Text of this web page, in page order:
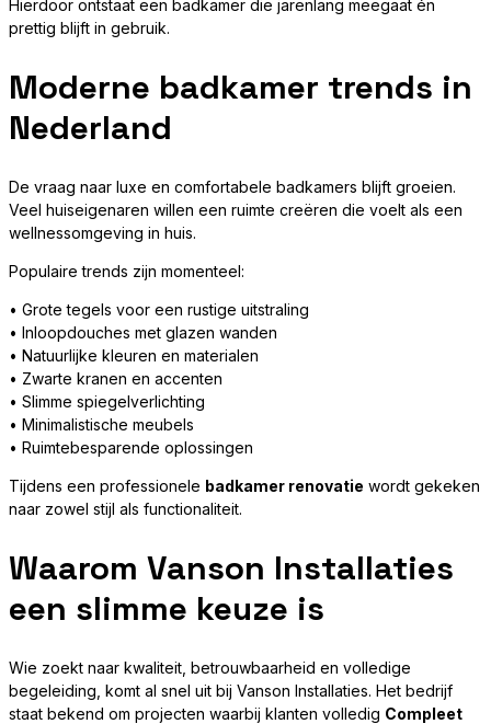
Hierdoor ontstaat een badkamer die jarenlang meegaat én
prettig blijft in gebruik.
Moderne badkamer trends in
Nederland
De vraag naar luxe en comfortabele badkamers blijft groeien.
Veel huiseigenaren willen een ruimte creëren die voelt als een
wellnessomgeving in huis.
Populaire trends zijn momenteel:
• Grote tegels voor een rustige uitstraling
• Inloopdouches met glazen wanden
• Natuurlijke kleuren en materialen
• Zwarte kranen en accenten
• Slimme spiegelverlichting
• Minimalistische meubels
• Ruimtebesparende oplossingen
Tijdens een professionele badkamer renovatie wordt gekeken
naar zowel stijl als functionaliteit.
Waarom Vanson Installaties
een slimme keuze is
Wie zoekt naar kwaliteit, betrouwbaarheid en volledige
begeleiding, komt al snel uit bij Vanson Installaties. Het bedrijf
staat bekend om projecten waarbij klanten volledig Compleet